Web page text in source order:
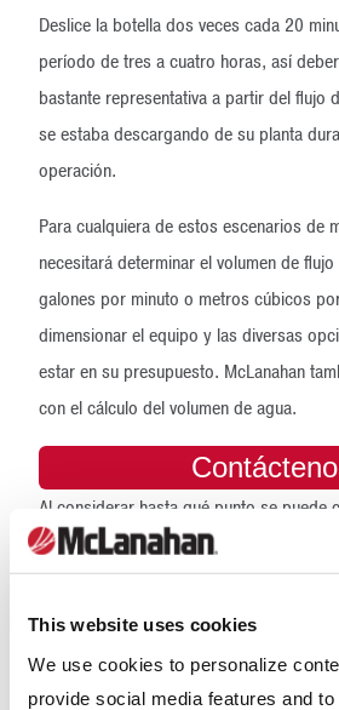
This website uses cookies
We use cookies to personalize
provide social media features and
Deslice la botella dos veces cada 20
período de tres a cuatro horas, así
bastante representativa a partir del flujo
se estaba descargando de su planta
operación.
Para cualquiera de estos escenarios de
necesitará determinar el volumen de
galones por minuto o metros cúbicos
dimensionar el equipo y las diversas
estar en su presupuesto. McLanahan
con el cálculo del volumen de agua.
Al considerar hasta qué punto se puede
procesamiento, se necesita tener en
recuperable. Además, se pueden
al disminuir el volumen de sólidos que
decantación y, por ende, la cantidad de
obra necesarios para excavar las